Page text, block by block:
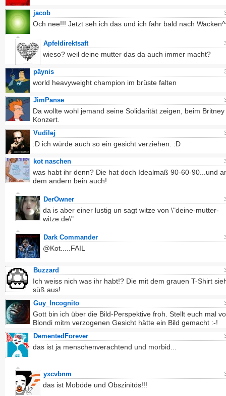
jacob
Och nee!!! Jetzt seh ich das und ich fahr bald nach
Apfeldirektsaft
wieso? weil deine mutter das da auch immer macht?
päynis
world heavyweight champion im brüste falten
JimPanse
Da wollte wohl jemand seine Solidarität zeigen, beim
Konzert.
Vudilej
:D ich würde auch so ein gesicht verziehen. :D
kot naschen
was habt ihr denn? Die hat doch Idealmaß 90-60-90...und
dem andern bein auch!
DerOwner
da is aber einer lustig un sagt witze von \"deine-mutter-
witze.de\"
Dark Commander
@Kot.....FAIL
Buzzard
Ich weiss nich was ihr habt!? Die mit dem grauen T-Shirt
süß aus!
Guy_Incognito
Gott bin ich über die Bild-Perspektive froh. Stellt euch mal
Blondi mitm verzogenen Gesicht hätte ein Bild gemacht :-!
DementedForever
das ist ja menschenverachtend und morbid...
yxcvbnm
das ist Moböde und Obszinitös!!!